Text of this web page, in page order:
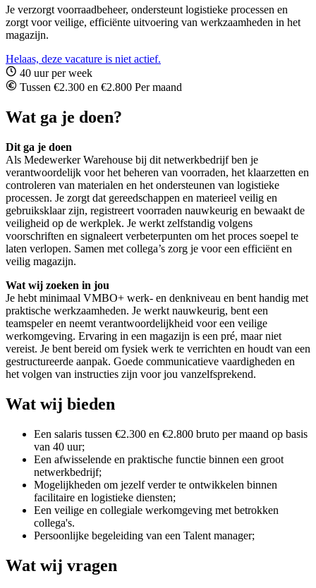
Je verzorgt voorraadbeheer, ondersteunt logistieke processen en
zorgt voor veilige, efficiënte uitvoering van werkzaamheden in het
magazijn.
Helaas, deze vacature is niet actief.
40 uur per week
Tussen €2.300 en €2.800 Per maand
Wat ga je doen?
Dit ga je doen
Als Medewerker Warehouse bij dit netwerkbedrijf ben je
verantwoordelijk voor het beheren van voorraden, het klaarzetten en
controleren van materialen en het ondersteunen van logistieke
processen. Je zorgt dat gereedschappen en materieel veilig en
gebruiksklaar zijn, registreert voorraden nauwkeurig en bewaakt de
veiligheid op de werkplek. Je werkt zelfstandig volgens
voorschriften en signaleert verbeterpunten om het proces soepel te
laten verlopen. Samen met collega’s zorg je voor een efficiënt en
veilig magazijn.
Wat wij zoeken in jou
Je hebt minimaal VMBO+ werk- en denkniveau en bent handig met
praktische werkzaamheden. Je werkt nauwkeurig, bent een
teamspeler en neemt verantwoordelijkheid voor een veilige
werkomgeving. Ervaring in een magazijn is een pré, maar niet
vereist. Je bent bereid om fysiek werk te verrichten en houdt van een
gestructureerde aanpak. Goede communicatieve vaardigheden en
het volgen van instructies zijn voor jou vanzelfsprekend.
Wat wij bieden
Een salaris tussen €2.300 en €2.800 bruto per maand op basis
van 40 uur;
Een afwisselende en praktische functie binnen een groot
netwerkbedrijf;
Mogelijkheden om jezelf verder te ontwikkelen binnen
facilitaire en logistieke diensten;
Een veilige en collegiale werkomgeving met betrokken
collega's.
Persoonlijke begeleiding van een Talent manager;
Wat wij vragen